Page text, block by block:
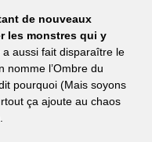
de nouveaux
les monstres qui y
a aussi fait disparaître le
nomme l’Ombre du
pourquoi (Mais soyons
ça ajoute au chaos